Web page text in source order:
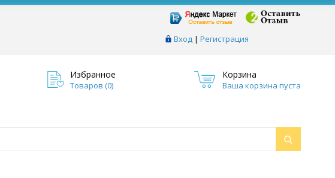
Вход | Регистрация
Избранное
Товаров (0)
Корзина
Ваша корзина пуста